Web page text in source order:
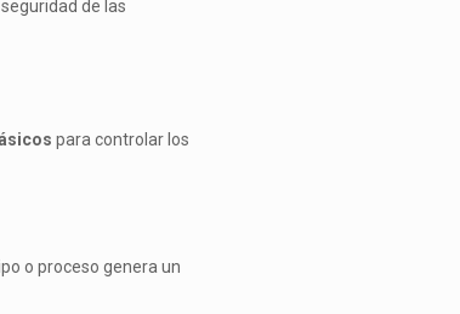
de las
para controlar los
o proceso genera un